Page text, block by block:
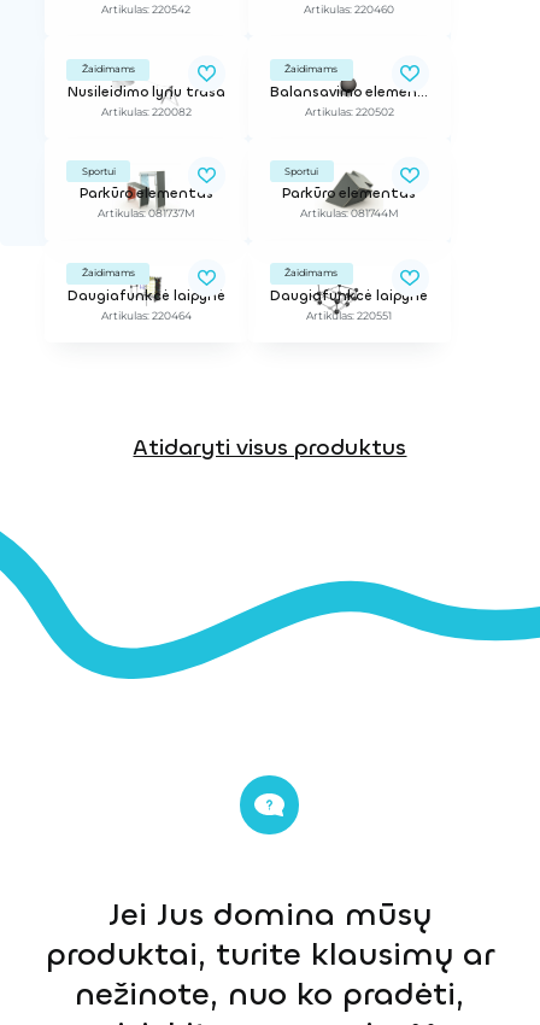
Artikulas: 220542 Artikulas: 220460
Žaidimams
Nusileidimo lynu trasa
Artikulas: 220082
Žaidimams
Balansavimo elementas
Artikulas: 220502
Sportui
Parkūro elementas
Artikulas: 081737M
Sportui
Parkūro elementas
Artikulas: 081744M
Žaidimams
Daugiafunkcė laipynė
Artikulas: 220464
Žaidimams
Daugiafunkcė laipynė
Artikulas: 220551
Atidaryti visus produktus
Jei Jus domina mūsų
produktai, turite klausimų ar
nežinote, nuo ko pradėti,